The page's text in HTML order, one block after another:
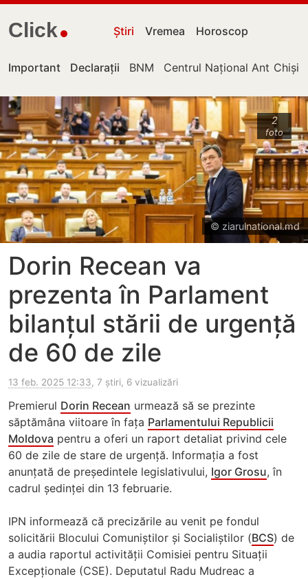
Click Știri Vremea Horoscop
Important Declarații BNM Centrul Național
2
foto
© ziarulnational.md
Dorin Recean va
prezenta în Parlament
bilanțul stării de urgență
de 60 de zile
13 feb. 2025 12:33, 7 știri, 6 vizualizări
Premierul Dorin Recean urmează să se prezinte
săptămâna viitoare în fața Parlamentului Republicii
Moldova pentru a oferi un raport detaliat privind cele
60 de zile de stare de urgență. Informația a fost
anunțată de președintele legislativului, Igor Grosu, în
cadrul ședinței din 13 februarie.
IPN informează că precizările au venit pe fondul
solicitării Blocului Comuniștilor și Socialiștilor (BCS) de
a audia raportul activității Comisiei pentru Situații
Excepționale (CSE). Deputatul Radu Mudreac a